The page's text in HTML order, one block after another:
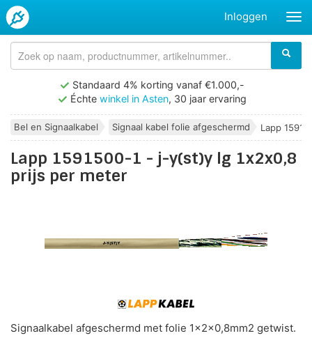
Inloggen
Standaard 4% korting vanaf €1.000,-
Échte winkel in Asten, 30 jaar ervaring
Bel en Signaalkabel Signaal kabel folie afgeschermd Lapp
Lapp 1591500-1 - j-y(st)y lg 1x2x0,8
prijs per meter
Signaalkabel afgeschermd met folie 1x2x0,8mm2 getwist.